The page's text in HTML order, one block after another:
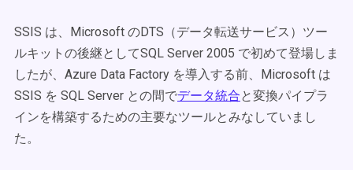
SSIS は、Microsoft のDTS（データ転送サービス）ツー
ルキットの後継としてSQL Server 2005 で初めて登場しま
したが、Azure Data Factory を導入する前、Microsoft は
SSIS を SQL Server との間でデータ統合と変換パイプラ
インを構築するための主要なツールとみなしていまし
た。